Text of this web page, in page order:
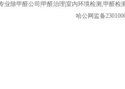
业除甲醛公司|甲醛治理|室内环境检测,甲醛
哈公网监备